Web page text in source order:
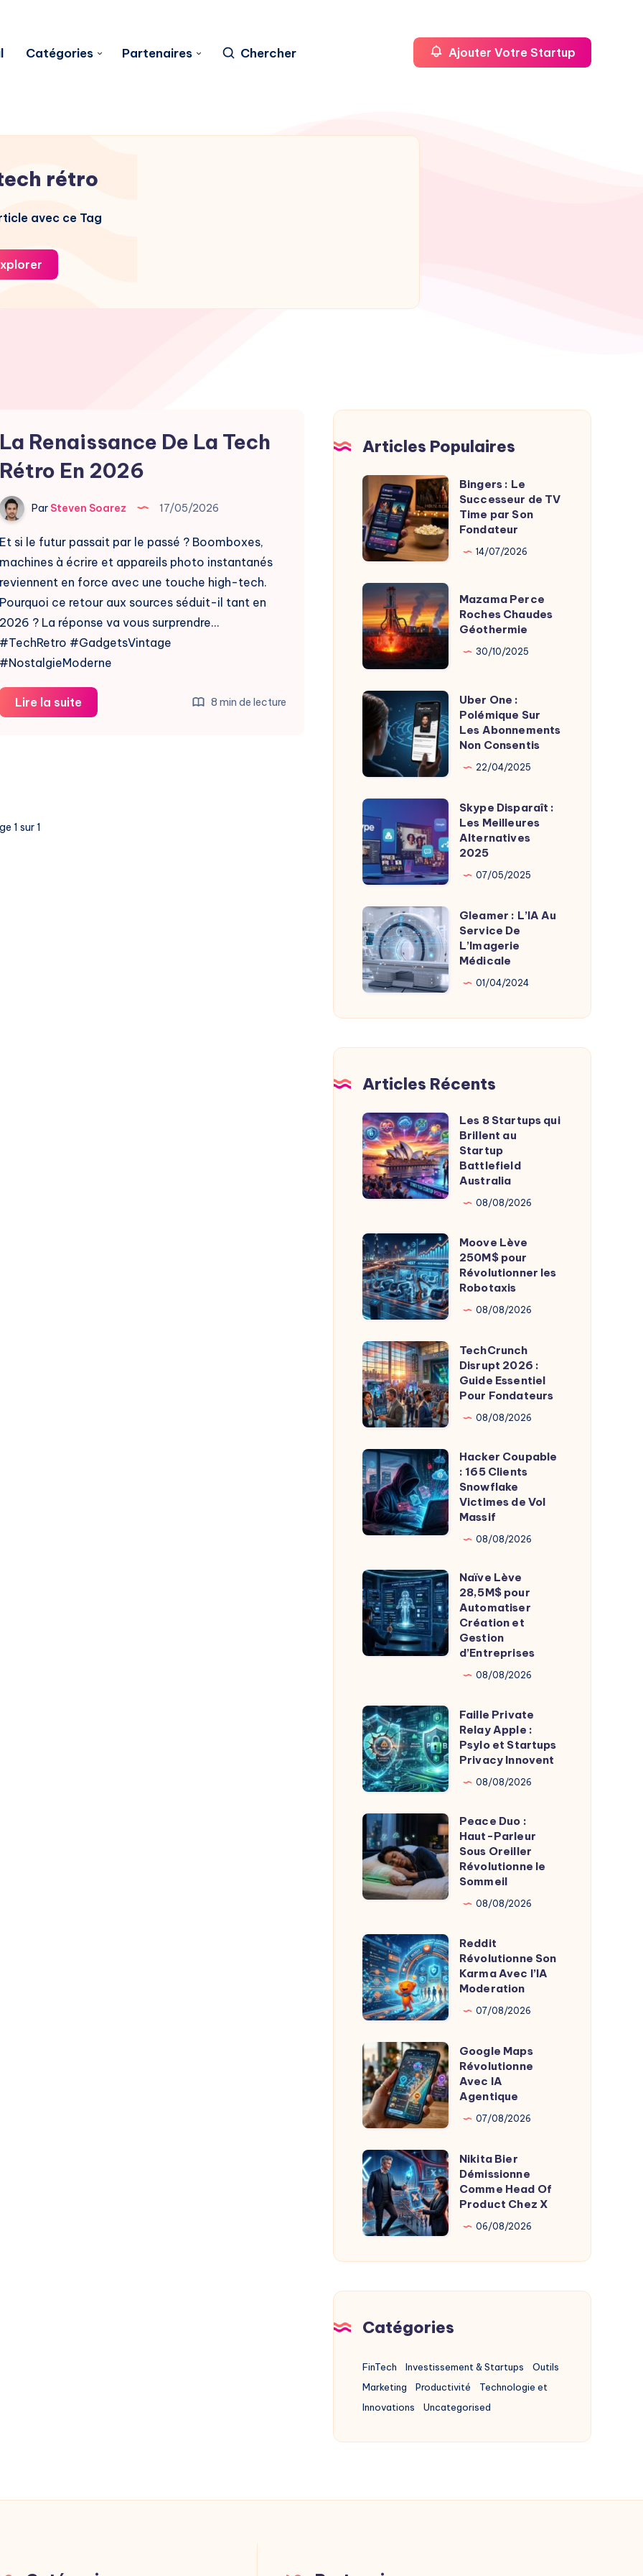
Catégories Partenaires Chercher Ajouter Votre Startup
rétro
avec ce Tag
La Renaissance De La Tech
Rétro En 2026
Par Steven Soarez 17/05/2026
Et si le futur passait par le passé ? Boomboxes,
machines à écrire et appareils photo instantanés
reviennent en force avec une touche high-tech.
Pourquoi ce retour aux sources séduit-il tant en
2026 ? La réponse va vous surprendre…
#TechRetro #GadgetsVintage
#NostalgieModerne
Lire la suiteLa
Renaissance
8 min de lecture
1 sur 1
Articles Populaires
Bingers
Le
Successeur
de
TV
Time
par
Son
Fondateur
Bingers : Le
Successeur de TV
Time par Son
Fondateur
14/07/2026
Mazama
Perce
Roches
Chaudes
Géothermie
Mazama Perce
Roches Chaudes
Géothermie
30/10/2025
Uber
One
Polémique
Sur
Les
Abonnements
Non
Consentis
Uber One :
Polémique Sur
Les Abonnements
Non Consentis
22/04/2025
Skype
Disparaît
:
Les
Meilleures
Alternatives
2025
Skype Disparaît :
Les Meilleures
Alternatives
2025
07/05/2025
Gleamer
:
L’IA
Au
Service
De
Gleamer : L’IA Au
Service De
L’Imagerie
Médicale
01/04/2024
Articles Récents
Les
8
Startups
qui
Brillent
Startup
Battlefield
Australia
Les 8 Startups qui
Brillent au
Startup
Battlefield
Australia
08/08/2026
Moove
Lève
250M$
pour
Révolutionner
les
Robotaxis
Moove Lève
250M$ pour
Révolutionner les
Robotaxis
08/08/2026
TechCrunch
Disrupt
2026
:
Guide
Essentiel
Pour
Fondateurs
TechCrunch
Disrupt 2026 :
Guide Essentiel
Pour Fondateurs
08/08/2026
Hacker
Coupable
:
165
Clients
Victimes
de
Vol
Massif
Hacker Coupable
: 165 Clients
Snowflake
Victimes de Vol
Massif
08/08/2026
Naïve
Lève
28,5M$
pour
Automatiser
Gestion
d’Entreprises
Naïve Lève
28,5M$ pour
Automatiser
Création et
Gestion
d’Entreprises
08/08/2026
Faille
Private
Relay
Apple
Psylo
et
Startups
Privacy
Innovent
Faille Private
Relay Apple :
Psylo et Startups
Privacy Innovent
08/08/2026
Peace
Duo
:
Haut-
Parleur
Oreiller
Révolutionne
le
Sommeil
Peace Duo :
Haut-Parleur
Sous Oreiller
Révolutionne le
Sommeil
08/08/2026
Reddit
Révolutionne
Son
Karma
Avec
l’IA
Moderation
Reddit
Révolutionne Son
Karma Avec l’IA
Moderation
07/08/2026
Google
Maps
Révolutionne
Avec
IA
Agentique
Google Maps
Révolutionne
Avec IA
Agentique
07/08/2026
Nikita
Bier
Démissionne
Comme
Head
Of
X
Nikita Bier
Démissionne
Comme Head Of
Product Chez X
06/08/2026
Catégories
FinTech Investissement & Startups
Outils
Marketing
Productivité
Technologie et
Innovations
Uncategorised